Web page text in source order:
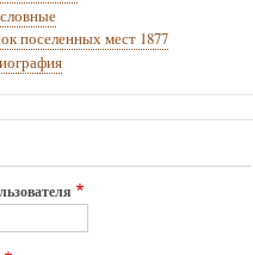
поселенных мест 1877